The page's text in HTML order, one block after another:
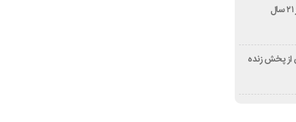
محسن مسلمان مربی تیم زیر ۲۱ سال
پخش زنده